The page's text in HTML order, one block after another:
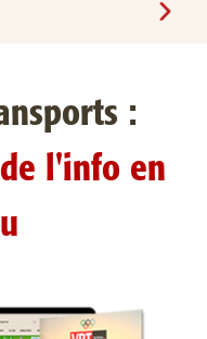
:
l'info en